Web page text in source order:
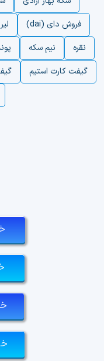
فروش دای (dai)
لیر
نقره
نیم سکه
گیفت کارت استیم